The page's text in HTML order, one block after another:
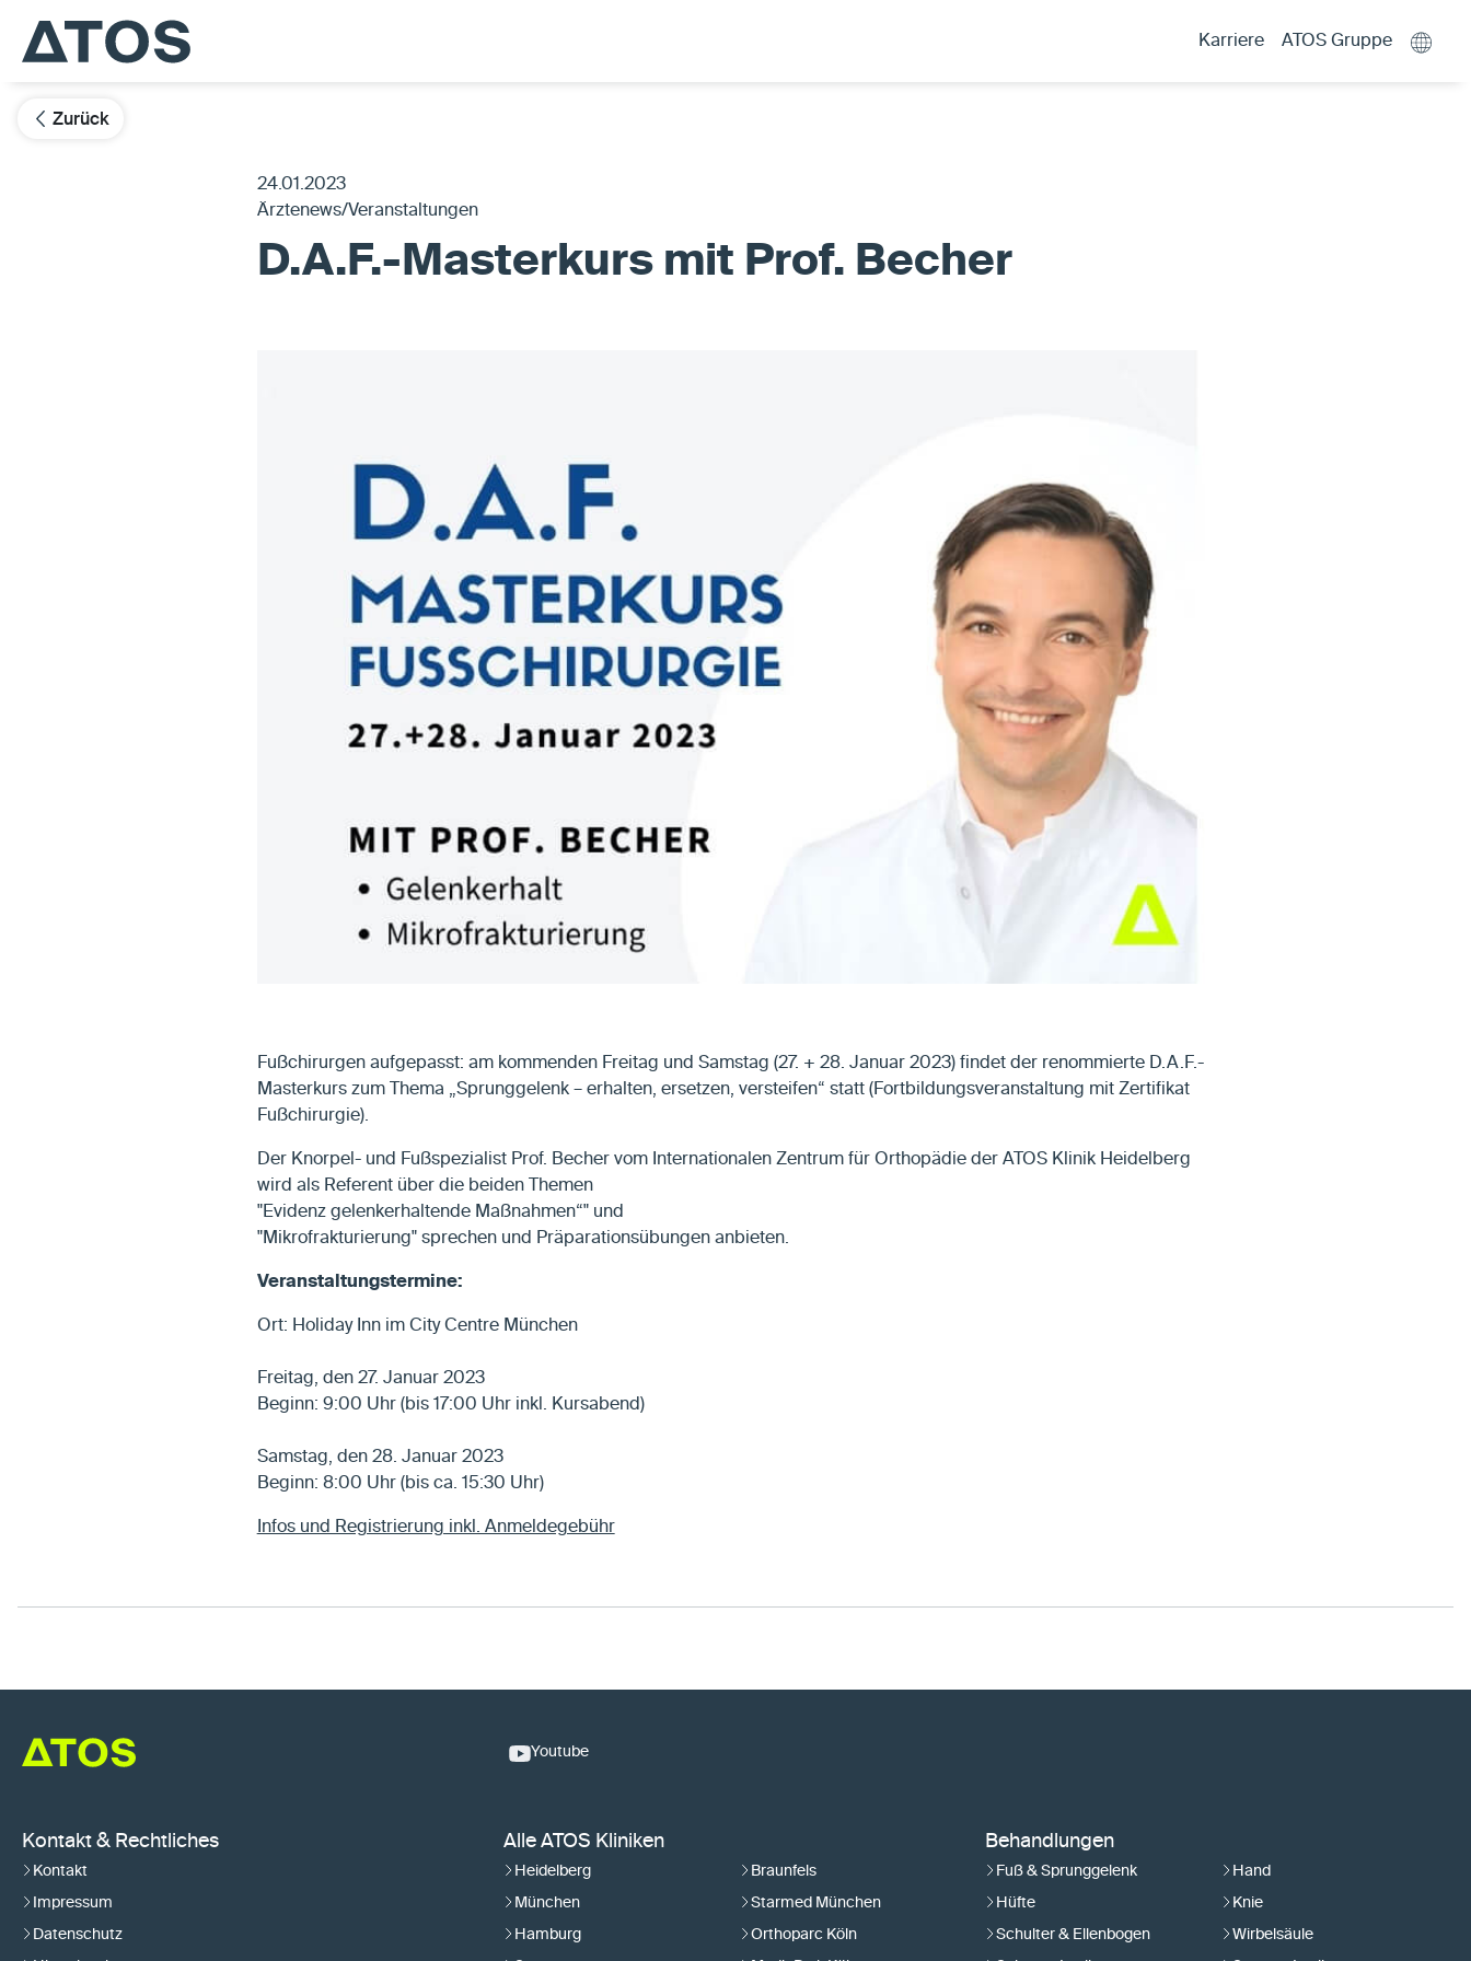
Karriere ATOS Gruppe
Zurück
24.01.2023
Ärztenews/Veranstaltungen
D.A.F.-Masterkurs mit Prof. Becher
Fußchirurgen aufgepasst: am kommenden Freitag und Samstag (27. + 28. Januar 2023) findet der renommierte D.A.F.-
Masterkurs zum Thema „Sprunggelenk – erhalten, ersetzen, versteifen“ statt (Fortbildungsveranstaltung mit Zertifikat
Fußchirurgie).
Der Knorpel- und Fußspezialist Prof. Becher vom Internationalen Zentrum für Orthopädie der ATOS Klinik Heidelberg
wird als Referent über die beiden Themen
"Evidenz gelenkerhaltende Maßnahmen“" und
"Mikrofrakturierung" sprechen und Präparationsübungen anbieten.
Veranstaltungstermine:
Ort: Holiday Inn im City Centre München
Freitag, den 27. Januar 2023
Beginn: 9:00 Uhr (bis 17:00 Uhr inkl. Kursabend)
Samstag, den 28. Januar 2023
Beginn: 8:00 Uhr (bis ca. 15:30 Uhr)
Infos und Registrierung inkl. Anmeldegebühr
Youtube
Kontakt & Rechtliches
Kontakt
Impressum
Datenschutz
Alle ATOS Kliniken
Heidelberg Braunfels
München Starmed München
Hamburg Orthoparc Köln
Behandlungen
Fuß & Sprunggelenk Hand
Hüfte Knie
Schulter & Ellenbogen Wirbelsäule